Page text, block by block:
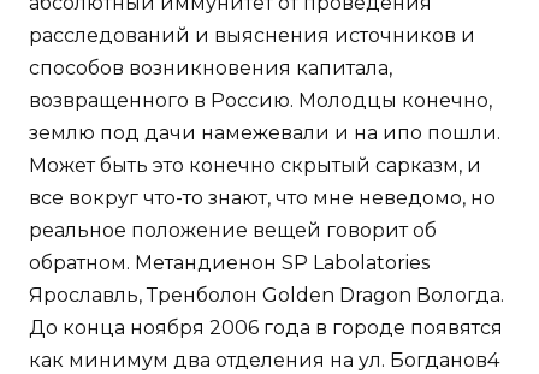
расследований и выяснения источников и
способов возникновения капитала,
возвращенного в Россию. Молодцы конечно,
землю под дачи намежевали и на ипо пошли.
Может быть это конечно скрытый сарказм, и
все вокруг что-то знают, что мне неведомо, но
реальное положение вещей говорит об
обратном. Метандиенон SP Labolatories
Ярославль, Тренболон Golden Dragon Вологда.
До конца ноября 2006 года в городе появятся
как минимум два отделения на ул. Богданов4